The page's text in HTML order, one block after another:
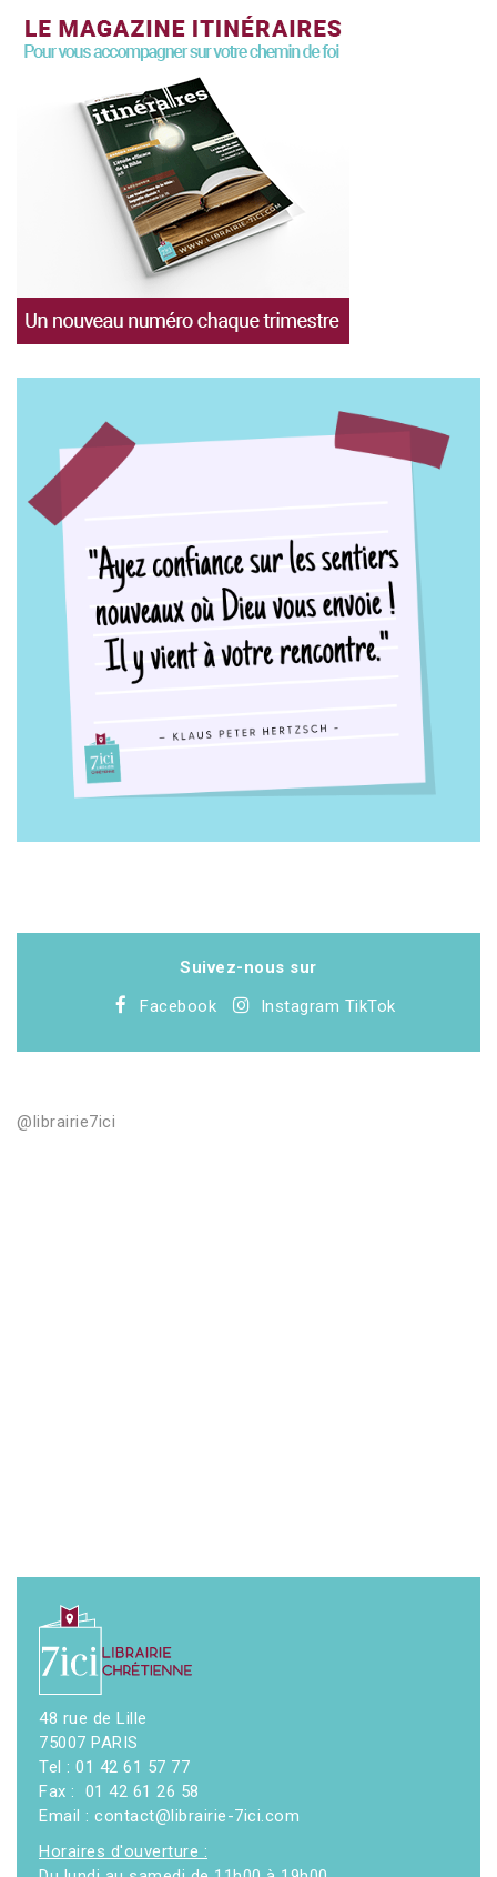
Suivez-nous sur
Facebook
Instagram TikTok
@librairie7ici
48 rue de Lille
75007 PARIS
Tel : 01 42 61 57 77
Fax : 01 42 61 26 58
Email : contact@librairie-7ici.com
Horaires d'ouverture :